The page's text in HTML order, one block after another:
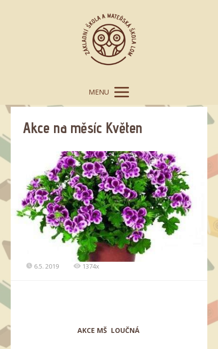
MENU
Akce na měsíc Květen
6.5. 2019 1374x
AKCE MŠ LOUČNÁ